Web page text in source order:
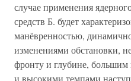
случае применения
средств Б. будет
манёвренностью,
изменениями обстановки,
фронту и глубине, большим
и высокими темпами